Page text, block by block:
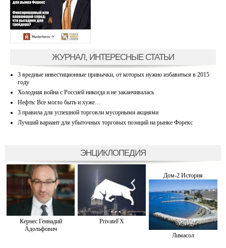
ЖУРНАЛ, ИНТЕРЕСНЫЕ СТАТЬИ
3 вредные инвестиционные привычки, от которых нужно избавиться в 2015
году
Холодная война с Россией никогда и не заканчивалась
Нефть: Все могло быть и хуже…
3 правила для успешной торговли мусорными акциями
Лучший вариант для убыточных торговых позиций на рынке Форекс
ЭНЦИКЛОПЕДИЯ
Кернес Геннадий
Адольфович
PrivateFX
Дом-2 История
Лимасол